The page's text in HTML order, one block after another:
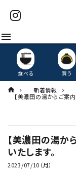
menu
食べる 買う
新着情報
【美濃田の湯からご案
【美濃田の湯か
いたします。
2023/07/10（月）